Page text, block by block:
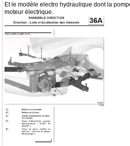
Et le modèle electro hydraulique dont la
moteur électrique.